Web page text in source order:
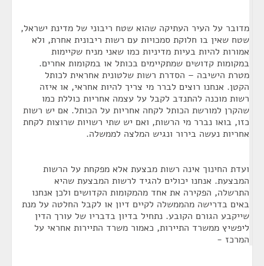
מדובר על העיר העתיקה שהוא שטח ריבוני של מדינת ישראל,
שטח שאין בו חלוקת סמכויות עם רשות ריבונית אחרת, ולא
אמורות להיות בעיות מדיניות כמו שאני מניח שקיימות
במקומות קדושים שמתקיימים בכותל או במקומות אחרים.
מטרת הישיבה – הסדרת רשות שלטונית אחראית לכותל
הקטן. אנחנו רוצים לברר מי צריך להיות אחראי, או איזה
רשות מוכנה להתנדב לקבל על עצמה אחריות כוללת כמו
שהקרן למורשת הכותל לקחה אחריות על הכותל. אם יש רשות
כזו, בואו נברר מי הרשות, ואם יש שתי רשויות שרוצות לקחת
אחריות נעשה בירור ונגיש המלצה לממשלה.
ועדת החינוך אינה רשות מבצעת אלא מפקחת על הרשות
המבצעת. אנחנו יכולים להגיד לרשות המבצעת שהיא
התרשלה, הפקירה את אחד מהמקומות הקדושים ולכן אנחנו
באים בדרישה מהממשלה לקיים דיון או לקבל החלטה על מנת
שייקבע הגורם הקובע. נתחיל בדיון בדבריו של עורך הדין
ליפשיץ ממשרד התיירות, כאמור משרד התיירות אחראי על
המרכז -